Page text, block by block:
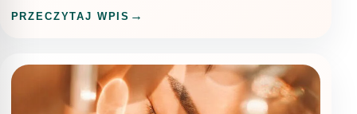
PRZECZYTAJ WPIS